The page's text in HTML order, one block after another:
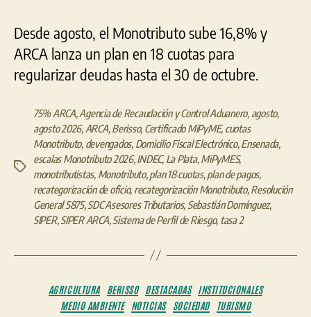
Desde agosto, el Monotributo sube 16,8% y
ARCA lanza un plan en 18 cuotas para
regularizar deudas hasta el 30 de octubre.
Etiquetas
75% ARCA,Agencia de Recaudación y Control Aduanero, agosto,
agosto 2026, ARCA,Berisso, Certificado MiPyME, cuotas
Monotributo, devengados, Domicilio Fiscal Electrónico,Ensenada,
escalas Monotributo 2026,INDEC, La Plata,MiPyMES,
monotributistas, Monotributo,plan 18 cuotas,plan de pagos,
recategorización de oficio, recategorización Monotributo,Resolución
General 5875,SDC Asesores Tributarios, Sebastián Domínguez,
SIPER,SIPER ARCA,Sistema de Perfil de Riesgo, tasa 2
Categorías
AGRICULTURA BERISSO DESTACADAS INSTITUCIONALES
MEDIO AMBIENTE
NOTICIAS SOCIEDAD TURISMO